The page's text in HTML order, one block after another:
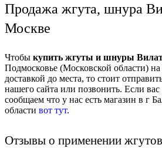
Продажа жгута, шнура
Москве
Чтобы купить жгуты и шнуры
Подмосковье (Московской области)
доставкой до места, то стоит
нашего сайта или позвонить. Если
сообщаем что у нас есть магазин в г
области вот тут.
Отзывы о применении